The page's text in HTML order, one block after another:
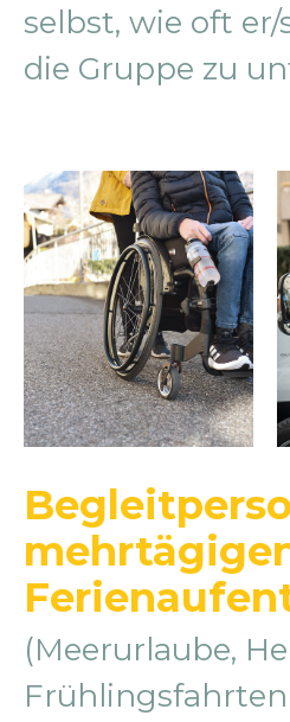
selbst, wie oft
die Gruppe zu
(Meerurlaube,